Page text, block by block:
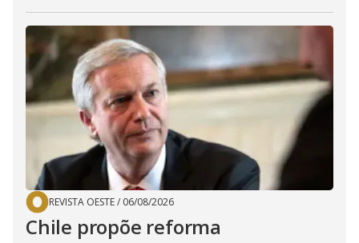
REVISTA OESTE/ 06/08/2026
Chile propõe reforma